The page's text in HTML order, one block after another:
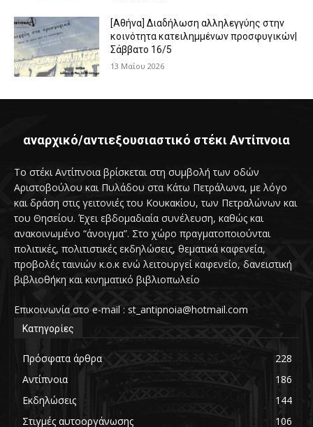
[Αθήνα] Διαδήλωση αλληλεγγύης στην
κοινότητα κατειλημμένων προσφυγικών|
Σάββατο 16/5
13 Μαΐου 2026
αναρχικό/αντιεξουσιαστικό στέκι Αντίπνοια
Το στέκι Αντίπνοια βρίσκεται στη συμβολή των οδών
Αριστοβούλου και Πυλάδου στα Κάτω Πετράλωνα, με λόγο
και δράση στις γειτονιές του Κουκακίου, των Πετραλώνων και
του Θησείου. Έχει εβδομαδιαία συνέλευση, καθώς και
ανακοινωμένο “άνοιγμα”. Στο χώρο πραγματοποιούνται
πολιτικές, πολιτιστικές εκδηλώσεις, θεματικά καφενεία,
προβολές ταινιών κ.ο.κ ενώ λειτουργεί καφενείο, δανειστική
βιβλιοθήκη και κινηματικό βιβλιοπωλείο
Επικοινωνία στο e-mail : st_antipnoia@hotmail.com
Κατηγορίες
Πρόσφατα άρθρα
228
Αντίπνοια
186
Εκδηλώσεις
144
Στιγμές αυτοοργάνωσης
106